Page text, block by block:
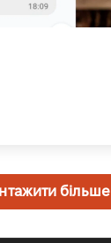
більше